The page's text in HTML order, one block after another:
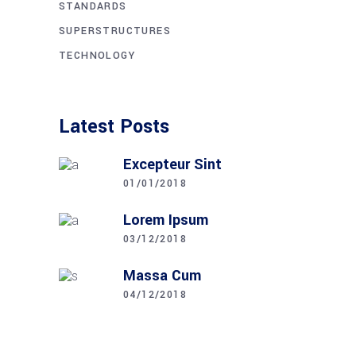
STANDARDS
SUPERSTRUCTURES
TECHNOLOGY
Latest Posts
Excepteur Sint
01/01/2018
Lorem Ipsum
03/12/2018
Massa Cum
04/12/2018